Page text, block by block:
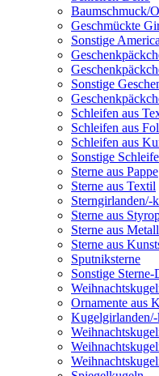
Baumschmuck/
Geschmückte
Sonstige
Sonstige
Schleifen aus
Schleifen aus
Schleifen aus
Sonstige
Sterne aus Pappe
Sterne aus Textil
Sterngirlanden/-
Sterne aus
Sterne aus Metall
Sterne aus
Sputniksterne
Sonstige Sterne-
Ornamente aus